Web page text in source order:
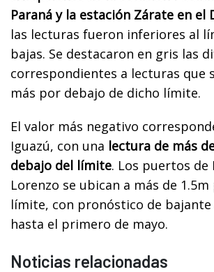
Paraná y la estación Zárate en el
las lecturas fueron inferiores al
bajas. Se destacaron en gris las
correspondientes a lecturas que
más por debajo de dicho límite.
El valor más negativo
Iguazú, con una lectura de más
debajo del límite. Los puertos de
Lorenzo se ubican a más de
límite, con pronóstico de bajante
hasta el primero de mayo.
Noticias relacionadas